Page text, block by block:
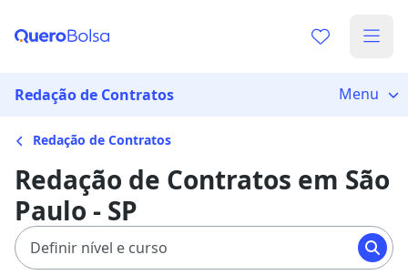
Redação de Contratos Menu
Redação de Contratos
Redação de Contratos em São
Paulo - SP
Definir nível e curso